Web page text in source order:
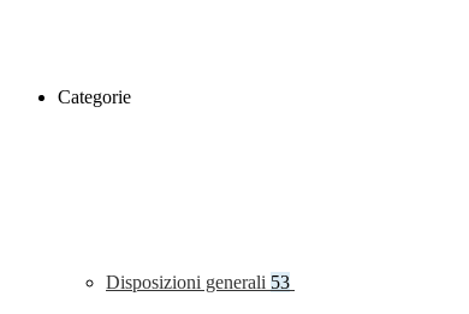
Categorie
Disposizioni generali 53